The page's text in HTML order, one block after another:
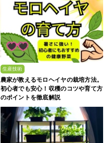
生産技術
農家が教えるモロヘイヤの栽培方法。
初心者でも安心！収穫のコツや育て方
のポイントを徹底解説